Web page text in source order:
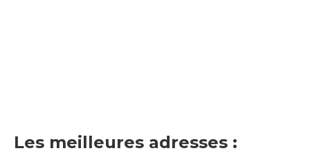
Les meilleures adresses :